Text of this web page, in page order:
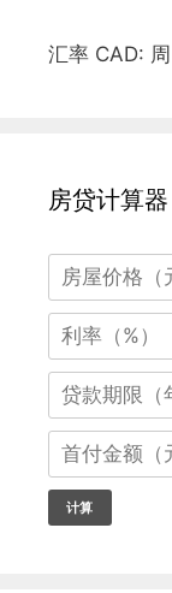
汇率 CAD:
房贷计算器